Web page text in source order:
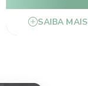
SAIBA MAIS